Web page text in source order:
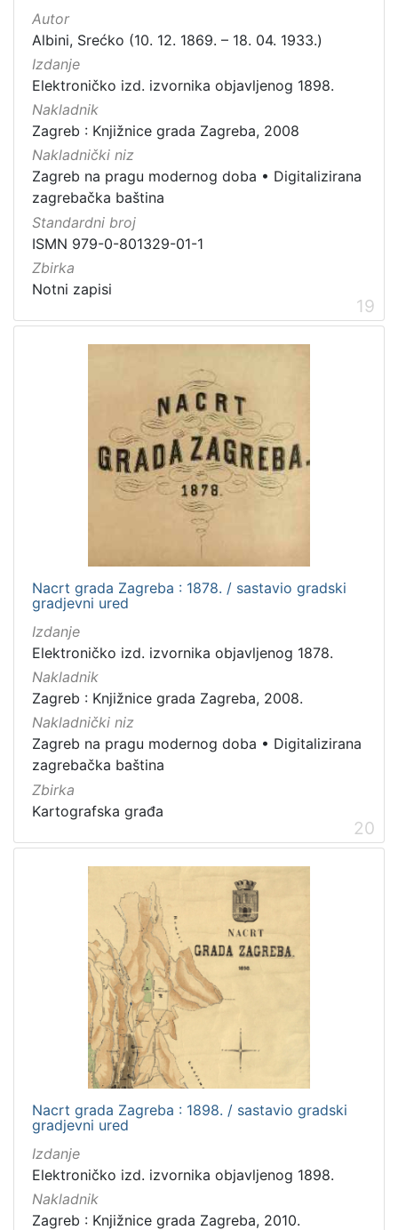
Autor
Albini, Srećko (10. 12. 1869. – 18. 04. 1933.)
Izdanje
Elektroničko izd. izvornika objavljenog 1898.
Nakladnik
Zagreb : Knjižnice grada Zagreba, 2008
Nakladnički niz
Zagreb na pragu modernog doba • Digitalizirana
zagrebačka baština
Standardni broj
ISMN 979-0-801329-01-1
Zbirka
Notni zapisi
19
Nacrt grada Zagreba : 1878. / sastavio gradski
gradjevni ured
Izdanje
Elektroničko izd. izvornika objavljenog 1878.
Nakladnik
Zagreb : Knjižnice grada Zagreba, 2008.
Nakladnički niz
Zagreb na pragu modernog doba • Digitalizirana
zagrebačka baština
Zbirka
Kartografska građa
20
Nacrt grada Zagreba : 1898. / sastavio gradski
gradjevni ured
Izdanje
Elektroničko izd. izvornika objavljenog 1898.
Nakladnik
Zagreb : Knjižnice grada Zagreba, 2010.